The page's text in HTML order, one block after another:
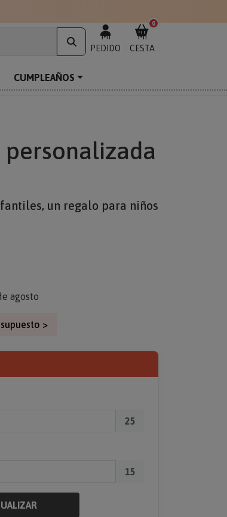
MI
PEDIDO
0
MI
CESTA
CUMPLEAÑOS
un regalo para niños
agosto
>
25
15